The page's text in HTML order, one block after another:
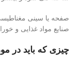
صفحه یا سینی
صنایع مواد غذایی و
چیزی که باید در